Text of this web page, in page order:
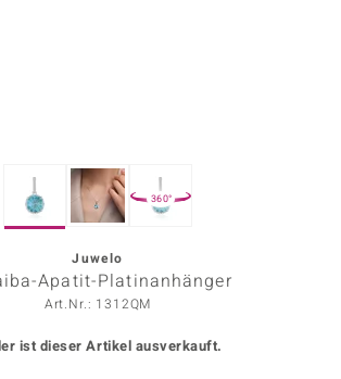
360°
Juwelo
Apatit-Platinanhänger
Art.Nr.: 1312QM
ist dieser Artikel ausverkauft.